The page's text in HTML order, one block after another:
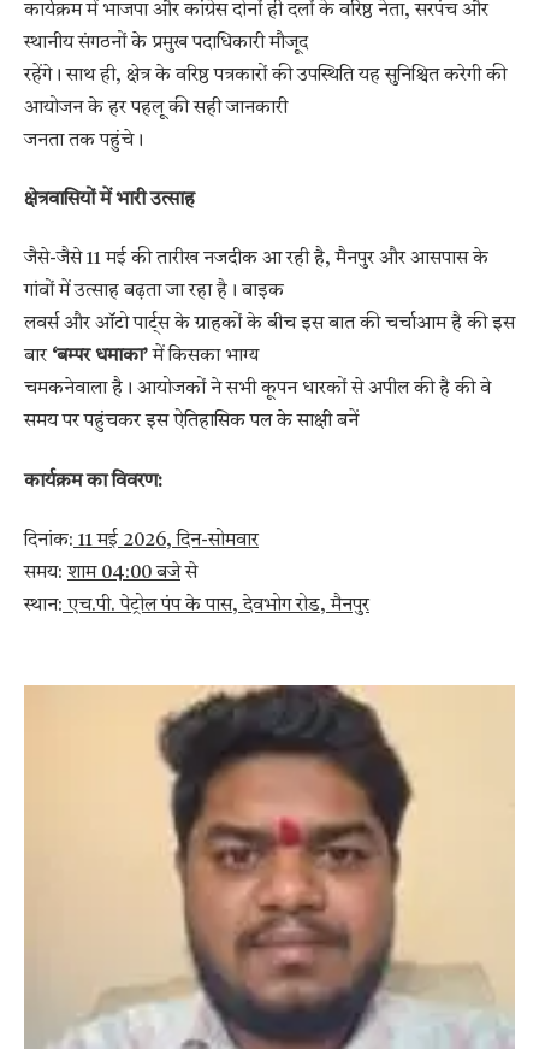
कार्यक्रम में भाजपा और कांग्रेस दोनों ही दलों के वरिष्ठ नेता, सरपंच और
स्थानीय संगठनों के प्रमुख पदाधिकारी मौजूद
रहेंगे। साथ ही, क्षेत्र के वरिष्ठ पत्रकारों की उपस्थिति यह सुनिश्चित करेगी की
आयोजन के हर पहलू की सही जानकारी
जनता तक पहुंचे।
क्षेत्रवासियों में भारी उत्साह
जैसे-जैसे 11 मई की तारीख नजदीक आ रही है, मैनपुर और आसपास के
गांवों में उत्साह बढ़ता जा रहा है। बाइक
लवर्स और ऑटो पार्ट्स के ग्राहकों के बीच इस बात की चर्चाआम है की इस
बार ‘बम्पर धमाका’में किसका भाग्य
चमकनेवाला है। आयोजकों ने सभी कूपन धारकों से अपील की है की वे
समय पर पहुंचकर इस ऐतिहासिक पल के साक्षी बनें
​कार्यक्रम का विवरण:
​दिनांक: 11 मई 2026, दिन-सोमवार
​समय: शाम 04:00 बजेसे
​स्थान: एच.पी. पेट्रोल पंप के पास, देवभोग रोड, मैनपुर